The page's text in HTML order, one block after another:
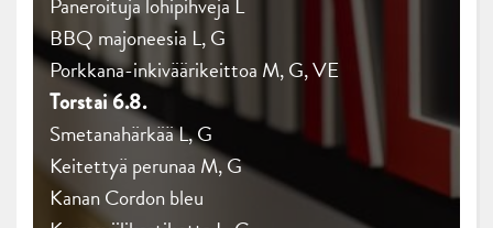
BBQ majoneesia L, G
Porkkana-inkiväärikeittoa M, G, VE
Torstai 6.8.
Smetanahärkää L, G
Keitettyä perunaa M, G
Kanan Cordon bleu